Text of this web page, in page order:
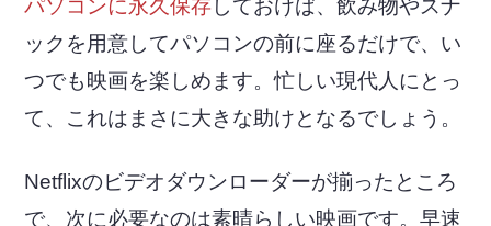
パソコンに永久保存しておけば、飲み物やスナ
ックを用意してパソコンの前に座るだけで、い
つでも映画を楽しめます。忙しい現代人にとっ
て、これはまさに大きな助けとなるでしょう。
Netflixのビデオダウンローダーが揃ったところ
で、次に必要なのは素晴らしい映画です。早速